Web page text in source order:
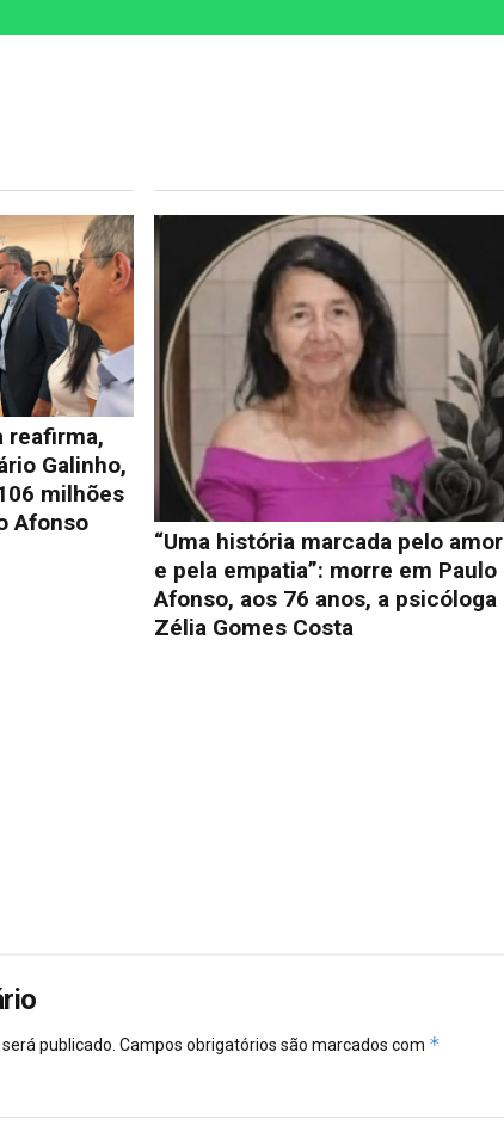
reafirma,
Galinho,
milhões
Afonso
“Uma história marcada pelo amor
e pela empatia”: morre em Paulo
Afonso, aos 76 anos, a psicóloga
Zélia Gomes Costa
publicado. Campos obrigatórios são marcados com *